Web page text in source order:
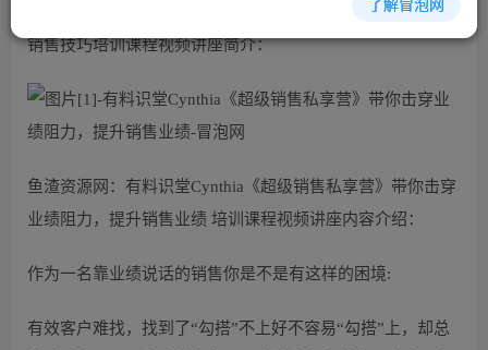
销售技巧培训课程视频讲座简介：
鱼渣资源网：有料识堂Cynthia《超级销售私享营》带你击穿
业绩阻力，提升销售业绩 培训课程视频讲座内容介绍：
作为一名靠业绩说话的销售你是不是有这样的困境:
有效客户难找，找到了“勾搭”不上好不容易“勾搭”上，却总
了解冒泡网